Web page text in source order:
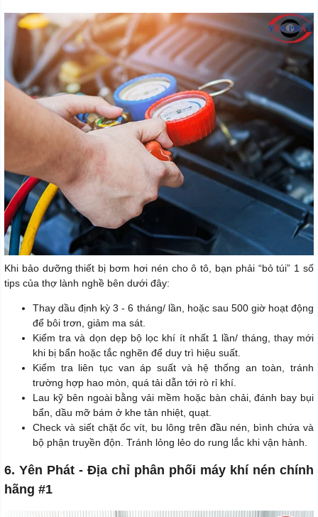
Khi bảo dưỡng thiết bị bơm hơi nén cho ô tô, bạn phải “bỏ túi” 1 số
tips của thợ lành nghề bên dưới đây:
Thay dầu định kỳ 3 - 6 tháng/ lần, hoặc sau 500 giờ hoạt động
để bôi trơn, giảm ma sát.
Kiểm tra và dọn dẹp bộ lọc khí ít nhất 1 lần/ tháng, thay mới
khi bị bẩn hoặc tắc nghẽn để duy trì hiệu suất.
Kiểm tra liên tục van áp suất và hệ thống an toàn, tránh
trường hợp hao mòn, quá tải dẫn tới rò rỉ khí.
Lau kỹ bên ngoài bằng vải mềm hoặc bàn chải, đánh bay bụi
bẩn, dầu mỡ bám ở khe tản nhiệt, quạt.
Check và siết chặt ốc vít, bu lông trên đầu nén, bình chứa và
bộ phận truyền độn. Tránh lỏng lẻo do rung lắc khi vận hành.
6. Yên Phát - Địa chỉ phân phối máy khí nén chính
hãng #1